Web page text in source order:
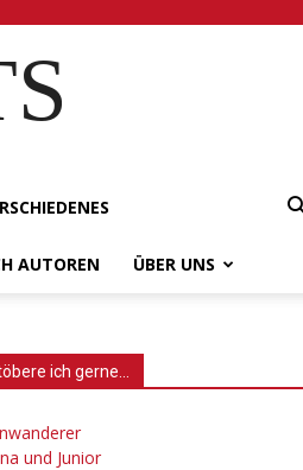
AUTOREN ÜBER UNS
ich gerne…
und Junior